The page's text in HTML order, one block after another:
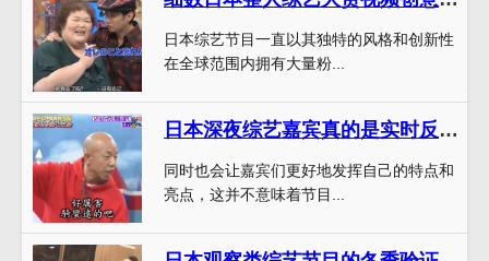
日本综艺节目一直以其独特的风格和创新性
在全球范围内拥有大量粉...
日本深夜综艺嘉宾真的是实时反应？提前排练是否会影响节目效果？
同时也会让嘉宾们更好地发挥自己的特点和
亮点，这并不意味着节目...